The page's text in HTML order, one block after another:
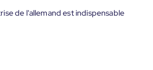
de l'allemand est indispensable